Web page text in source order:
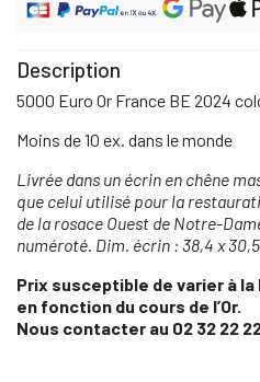
Description
5000 Euro Or France BE 2024
Moins de 10 ex. dans le monde
Livrée dans un écrin en chêne
que celui utilisé pour la
de la rosace Ouest de Notre-
numéroté. Dim. écrin : 38,4 x 30,5
Prix susceptible de varier à
en fonction du cours de l’Or.
Nous contacter au 02 32 22 22